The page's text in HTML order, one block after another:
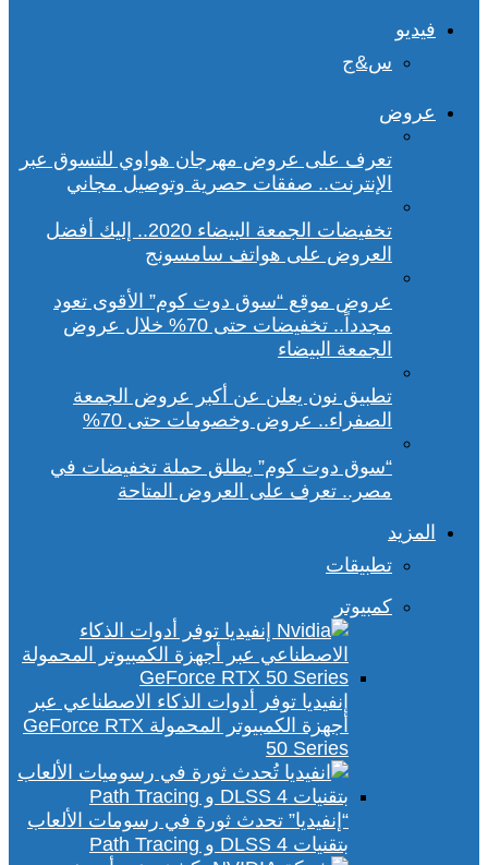
فيديو
س&ج
عروض
تعرف على عروض مهرجان هواوي للتسوق عبر
الإنترنت.. صفقات حصرية وتوصيل مجاني
تخفيضات الجمعة البيضاء 2020.. إليك أفضل
العروض على هواتف سامسونج
عروض موقع “سوق دوت كوم” الأقوى تعود
مجدداً.. تخفيضات حتى 70% خلال عروض
الجمعة البيضاء
تطبيق نون يعلن عن أكبر عروض الجمعة
الصفراء.. عروض وخصومات حتى 70%
“سوق دوت كوم” يطلق حملة تخفيضات في
مصر.. تعرف على العروض المتاحة
المزيد
تطبيقات
كمبيوتر
إنفيديا توفر أدوات الذكاء الاصطناعي عبر
أجهزة الكمبيوتر المحمولة GeForce RTX
50 Series
“إنفيديا” تحدث ثورة في رسومات الألعاب
بتقنيات DLSS 4 و Path Tracing